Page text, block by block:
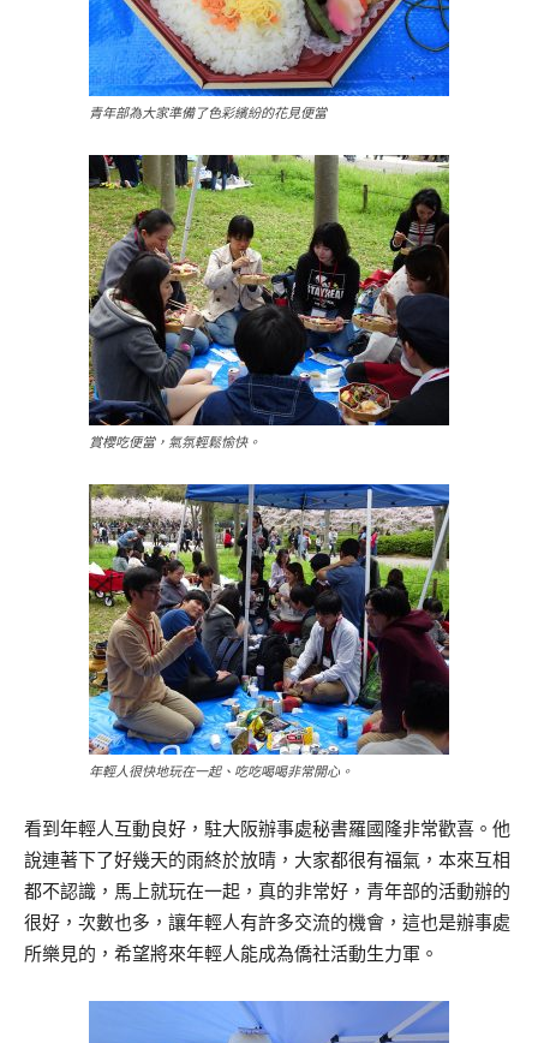
青年部為大家準備了色彩繽紛的花見便當
賞櫻吃便當，氣氛輕鬆愉快。
年輕人很快地玩在一起、吃吃喝喝非常開心。
看到年輕人互動良好，駐大阪辦事處秘書羅國隆非常歡喜。他
說連著下了好幾天的雨終於放晴，大家都很有福氣，本來互相
都不認識，馬上就玩在一起，真的非常好，青年部的活動辦的
很好，次數也多，讓年輕人有許多交流的機會，這也是辦事處
所樂見的，希望將來年輕人能成為僑社活動生力軍。